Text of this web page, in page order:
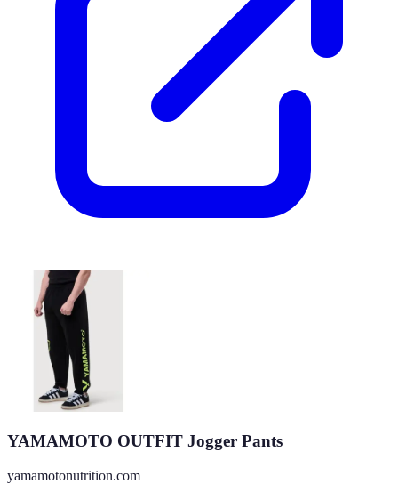
YAMAMOTO OUTFIT Jogger Pants
yamamotonutrition.com